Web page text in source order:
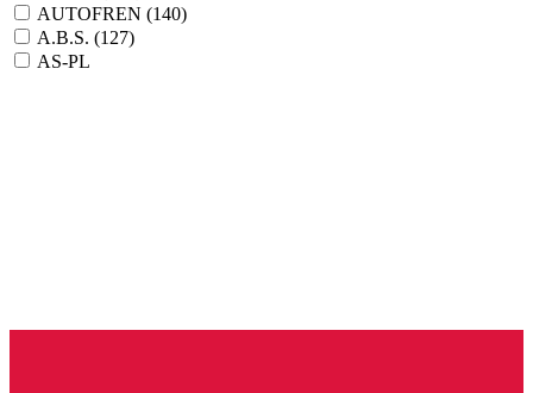
AUTOFREN (140)
A.B.S. (127)
AS-PL